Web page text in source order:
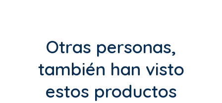
Otras personas,
también han visto
estos productos